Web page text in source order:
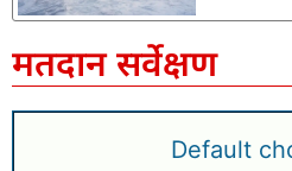
मतदान सर्वेक्षण
Default